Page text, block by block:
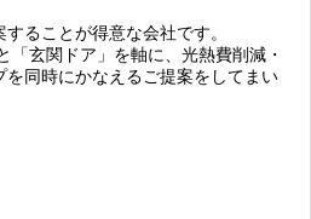
することが得意な会社です。
「玄関ドア」を軸に、光熱費削減・
同時にかなえるご提案をしてまい